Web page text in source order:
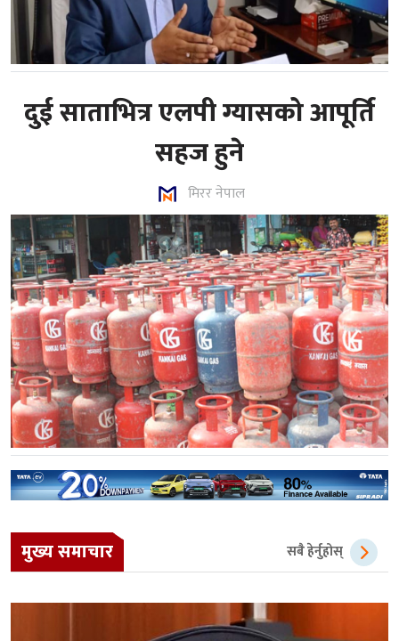
दुई साताभित्र एलपी ग्यासको आपूर्ति
सहज हुने
मिरर नेपाल
मुख्य समाचार सबै हेर्नुहोस्